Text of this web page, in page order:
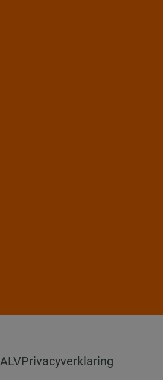
ALVPrivacyverklaring